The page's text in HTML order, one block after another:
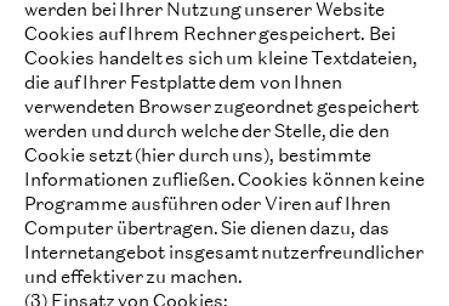
werden bei Ihrer Nutzung unserer Website
Cookies auf Ihrem Rechner gespeichert. Bei
Cookies handelt es sich um kleine Textdateien,
die auf Ihrer Festplatte dem von Ihnen
verwendeten Browser zugeordnet gespeichert
werden und durch welche der Stelle, die den
Cookie setzt (hier durch uns), bestimmte
Informationen zufließen. Cookies können keine
Programme ausführen oder Viren auf Ihren
Computer übertragen. Sie dienen dazu, das
Internetangebot insgesamt nutzerfreundlicher
und effektiver zu machen.
(3) Einsatz von Cookies: